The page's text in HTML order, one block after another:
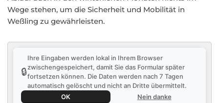
Wege stehen, um die Sicherheit und Mobilität in
Weßling zu gewährleisten.
🔒
Ihre Eingaben werden lokal in Ihrem Browser
zwischengespeichert, damit Sie das Formular später
fortsetzen können. Die Daten werden nach 7 Tagen
automatisch gelöscht und nicht an Dritte übermittelt.
OK
Nein danke